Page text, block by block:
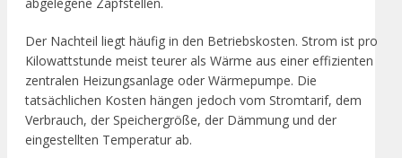
Der Nachteil liegt häufig in den Betriebskosten. Strom ist pro
Kilowattstunde meist teurer als Wärme aus einer effizienten
zentralen Heizungsanlage oder Wärmepumpe. Die
tatsächlichen Kosten hängen jedoch vom Stromtarif, dem
Verbrauch, der Speichergröße, der Dämmung und der
eingestellten Temperatur ab.